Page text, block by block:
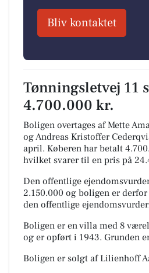
Bliv kontaktet
Tønningsletvej 11
4.700.000 kr.
Boligen overtages af Mette
og Andreas Kristoffer
april. Køberen har betalt
hvilket svarer til en pris på
Den offentlige
2.150.000 og boligen er
den offentlige
Boligen er en villa med 8
og er opført i 1943. Grunden
Boligen er solgt af Lilienhoff